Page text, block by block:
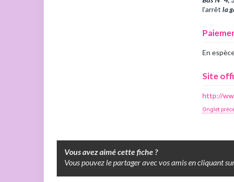
l’arrêtla
En
Site
http://
Onglet
Vous avez aimé cette fiche ?
Vous pouvez le partager avec vos amis en cliquant